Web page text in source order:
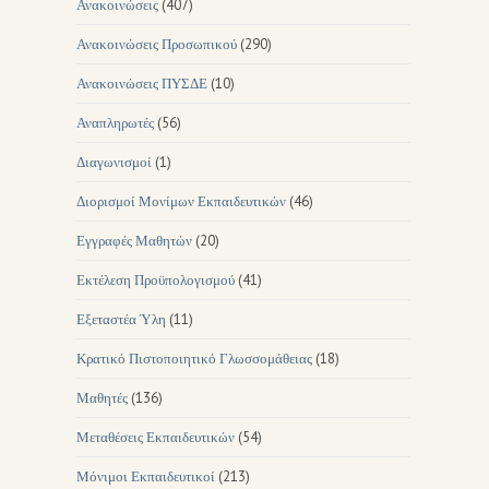
Ανακοινώσεις (407)
Ανακοινώσεις Προσωπικού (290)
Ανακοινώσεις ΠΥΣΔΕ (10)
Αναπληρωτές (56)
Διαγωνισμοί (1)
Διορισμοί Μονίμων Εκπαιδευτικών (46)
Εγγραφές Μαθητών (20)
Εκτέλεση Προϋπολογισμού (41)
Εξεταστέα Ύλη (11)
Κρατικό Πιστοποιητικό Γλωσσομάθειας (18)
Μαθητές (136)
Μεταθέσεις Εκπαιδευτικών (54)
Μόνιμοι Εκπαιδευτικοί (213)